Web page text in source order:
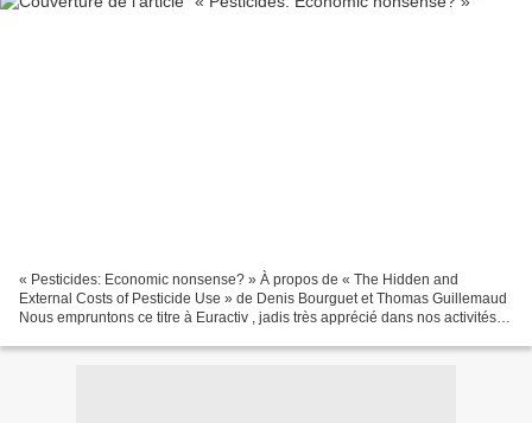
« Pesticides: Economic nonsense? » À propos de « The Hidden and
External Costs of Pesticide Use » de Denis Bourguet et Thomas Guillemaud
Nous empruntons ce titre à Euractiv , jadis très apprécié dans nos activités